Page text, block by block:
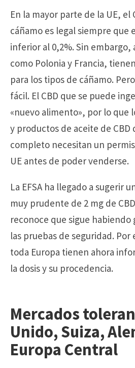
En la mayor parte de la UE,
cáñamo es legal siempre que
inferior al 0,2%. Sin embargo,
como Polonia y Francia,
para los tipos de cáñamo.
fácil. El CBD que se puede
«nuevo alimento», por lo que
y productos de aceite de CBD
completo necesitan un
UE antes de poder venderse.
La EFSA ha llegado a sugerir
muy prudente de 2 mg de
reconoce que sigue habiendo
las pruebas de seguridad. Por
toda Europa tienen ahora
la dosis y su procedencia.
Mercados
Unido, Suiza,
Europa Central